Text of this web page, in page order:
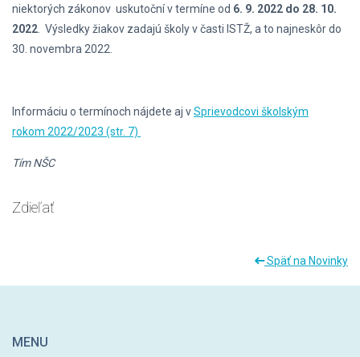
niektorých zákonov uskutoční v termíne od 6. 9. 2022 do 28. 10.
2022 . Výsledky žiakov zadajú školy v časti ISTŽ, a to najneskôr do
30. novembra 2022.
Informáciu o termínoch nájdete aj vSprievodcovi školským
rokom 2022/2023 (str. 7)
Tím NŠC
Zdieľať
Späť na Novinky
MENU